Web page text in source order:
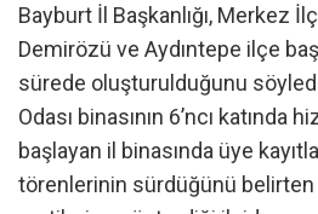
Bayburt İl Başkanlığı, Merkez
Demirözü ve Aydıntepe ilçe
sürede oluşturulduğunu
Odası binasının 6’ncı katında
başlayan il binasında üye
törenlerinin sürdüğünü belirten